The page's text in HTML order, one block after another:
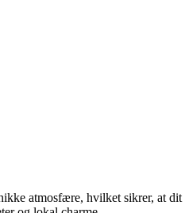
atmosfære, hvilket sikrer, at